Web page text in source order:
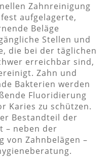
Zahnreinigung
aufgelagerte,
Beläge
Stellen und
die bei der täglichen
erreichbar sind,
Zahn und
Bakterien werden
Fluoridierung
Karies zu schützen.
Bestandteil der
– neben der
von Zahnbelägen –